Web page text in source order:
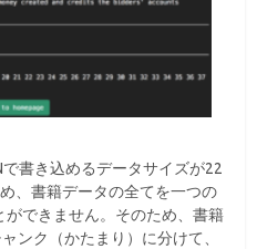
で書き込めるデータサイズが22
、書籍データの全てを一つの
ができません。そのため、書籍
ンク（かたまり）に分けて、